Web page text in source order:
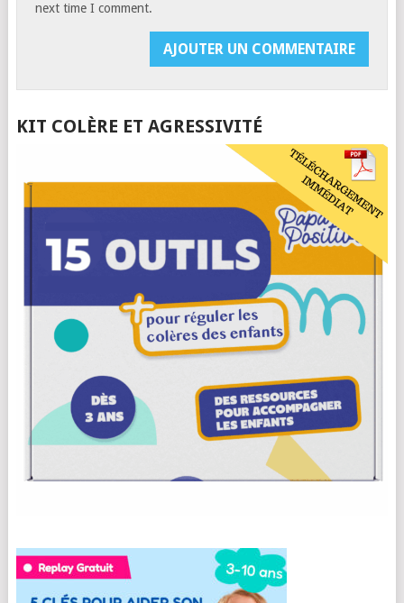
next time I comment.
KIT COLÈRE ET AGRESSIVITÉ